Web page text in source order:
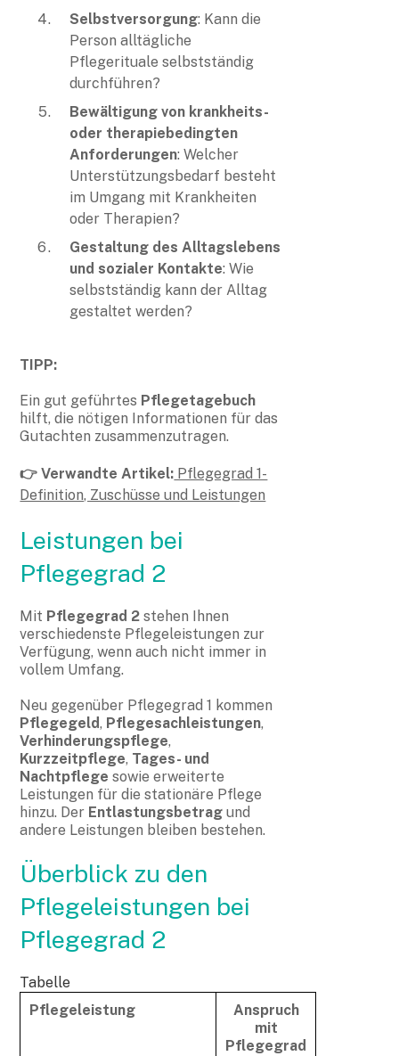
Selbstversorgung: Kann die
Person alltägliche
Pflegerituale selbstständig
durchführen?
Bewältigung von krankheits-
oder therapiebedingten
Anforderungen: Welcher
Unterstützungsbedarf besteht
im Umgang mit Krankheiten
oder Therapien?
Gestaltung des Alltagslebens
und sozialer Kontakte: Wie
selbstständig kann der Alltag
gestaltet werden?
TIPP:
Ein gut geführtes Pflegetagebuch
hilft, die nötigen Informationen für das
Gutachten zusammenzutragen.
👉 Verwandte Artikel: Pflegegrad 1-
Definition, Zuschüsse und Leistungen
Leistungen bei
Pflegegrad 2
Mit Pflegegrad 2 stehen Ihnen
verschiedenste Pflegeleistungen zur
Verfügung, wenn auch nicht immer in
vollem Umfang.
Neu gegenüber Pflegegrad 1 kommen
Pflegegeld, Pflegesachleistungen,
Verhinderungspflege,
Kurzzeitpflege, Tages- und
Nachtpflege sowie erweiterte
Leistungen für die stationäre Pflege
hinzu. Der Entlastungsbetrag und
andere Leistungen bleiben bestehen.
Überblick zu den
Pflegeleistungen bei
Pflegegrad 2
Tabelle
Pflegeleistung
Anspruch
mit
Pflegegrad